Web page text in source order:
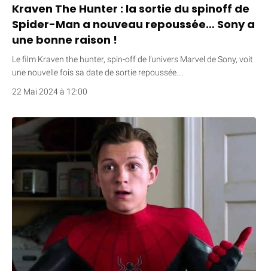
Kraven The Hunter : la sortie du spinoff de
Spider-Man a nouveau repoussée… Sony a
une bonne raison !
Le film Kraven the hunter, spin-off de l’univers Marvel de Sony, voit
une nouvelle fois sa date de sortie repoussée.…
22 Mai 2024 à 12:00